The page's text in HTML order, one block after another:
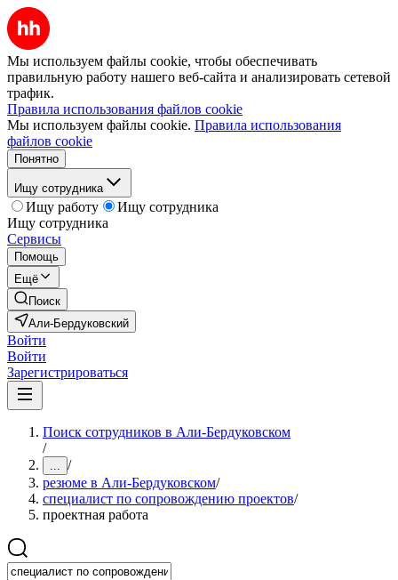
Мы используем файлы cookie, чтобы обеспечивать
правильную работу нашего веб-сайта и анализировать сетевой
трафик.
Правила использования файлов cookie
Мы используем файлы cookie. Правила использования
файлов cookie
Понятно
Ищу сотрудника
Ищу работу
Ищу сотрудника
Ищу сотрудника
Сервисы
Помощь
Ещё
Поиск
Али-Бердуковский
Войти
Войти
Зарегистрироваться
Поиск сотрудников в Али-Бердуковском
/
... /
резюме в Али-Бердуковском/
специалист по сопровождению проектов/
проектная работа